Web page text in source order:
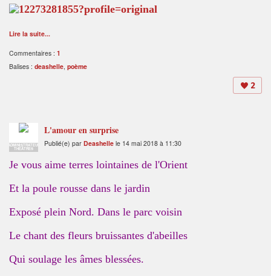
Lire la suite...
Commentaires : 1
Balises : deashelle, poème
2
ADMINISTRATEUR
THÉÂTRES
L'amour en surprise
Publié(e) par Deashelle le 14 mai 2018 à 11:30
Je vous aime terres lointaines de l'Orient
Et la poule rousse dans le jardin
Exposé plein Nord. Dans le parc voisin
Le chant des fleurs bruissantes d'abeilles
Qui soulage les âmes blessées.